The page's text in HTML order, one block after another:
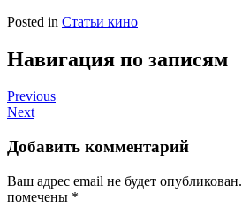
Posted in Статьи кино
Навигация по записям
Previous
Next
Добавить комментарий
Ваш адрес email не будет опубликован.
помечены *